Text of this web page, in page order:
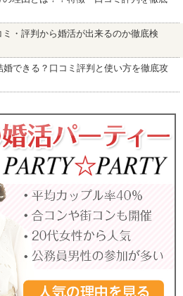
・評判から婚活が出来るのか徹底検
できる？口コミ評判と使い方を徹底攻